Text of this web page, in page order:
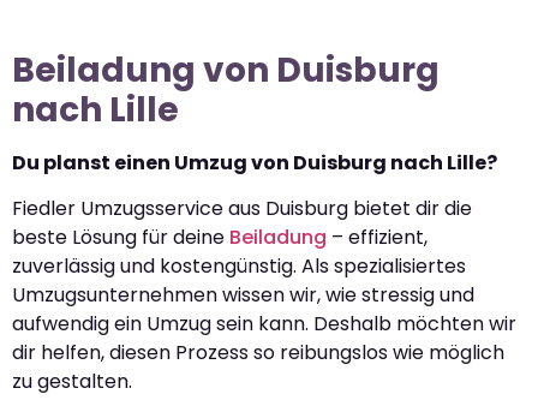
Beiladung von Duisburg
nach Lille
Du planst einen Umzug von Duisburg nach Lille?
Fiedler Umzugsservice aus Duisburg bietet dir die
beste Lösung für deine Beiladung – effizient,
zuverlässig und kostengünstig. Als spezialisiertes
Umzugsunternehmen wissen wir, wie stressig und
aufwendig ein Umzug sein kann. Deshalb möchten wir
dir helfen, diesen Prozess so reibungslos wie möglich
zu gestalten.